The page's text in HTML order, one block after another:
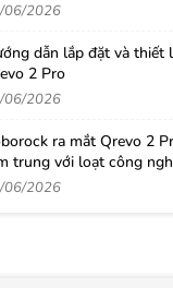
06/2026
dẫn lắp đặt và thiết
2 Pro
06/2026
ra mắt Qrevo 2
trung với loạt công
cấp
06/2026